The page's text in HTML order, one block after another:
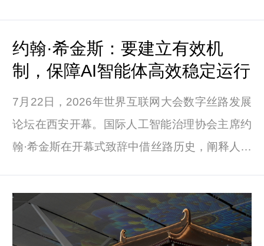
数字丝路之上的智能体之约，共绘开放共享的智
能体发展新蓝图。
约翰·希金斯：要建立有效机
制，保障AI智能体高效稳定运行
7月22日，2026年世界互联网大会数字丝路发展
论坛在西安开幕。国际人工智能治理协会主席约
翰·希金斯在开幕式致辞中借丝路历史，阐释人工
贸易联通东方和西方，如今AI智能体则在数字世
界承接同类跨境协作的使命。